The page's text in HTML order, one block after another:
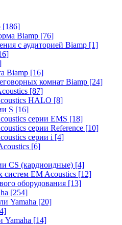
[186]
Biamp [76]
с аудиторией Biamp [1]
Biamp [16]
комнат Biamp [24]
[87]
HALO [8]
S [16]
серии EMS [18]
серии Reference [10]
серии i [4]
[6]
CS (кардиоидные) [4]
систем EM Acoustics [12]
оборудования [13]
[254]
Yamaha [20]
Yamaha [14]